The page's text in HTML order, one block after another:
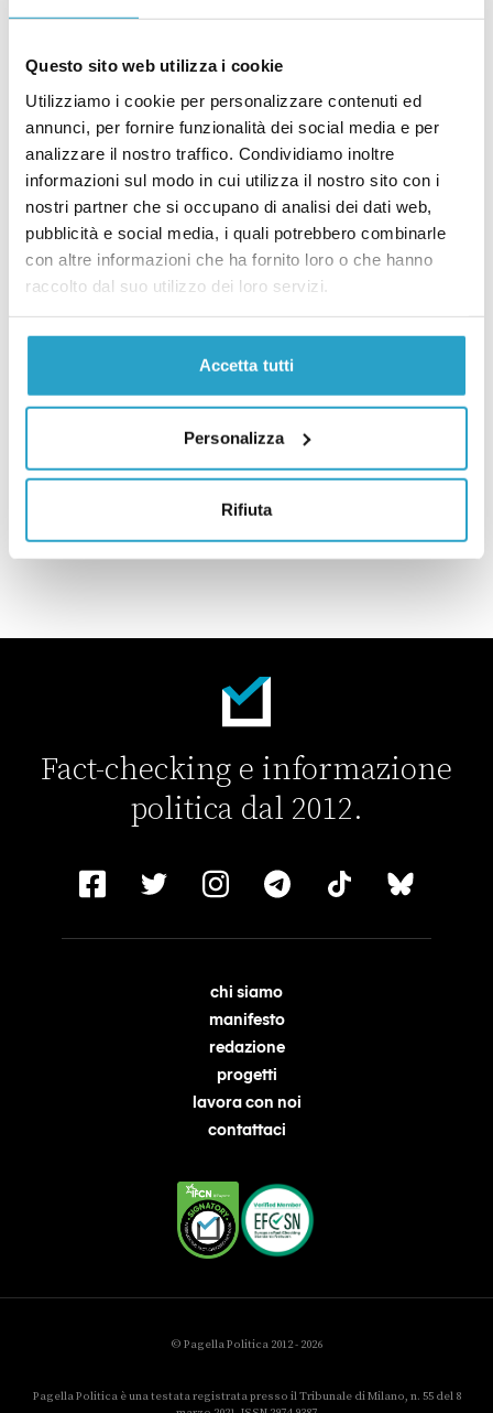
Questo sito web utilizza i cookie
Utilizziamo i cookie per personalizzare contenuti ed
annunci, per fornire funzionalità dei social media e per
analizzare il nostro traffico. Condividiamo inoltre
informazioni sul modo in cui utilizza il nostro sito con i
nostri partner che si occupano di analisi dei dati web,
pubblicità e social media, i quali potrebbero combinarle
con altre informazioni che ha fornito loro o che hanno
raccolto dal suo utilizzo dei loro servizi.
Accetta tutti
Personalizza
Rifiuta
Davvero il governo vuole istituire una sorta di “Grande fratello”?
Buoni pasto, wi-fi e corsi sull’IA: la
lunga lista di richieste dei deputati
alla Camera
FEDERICO GONZATO
Buoni pasto, wi-fi e corsi sull’IA: la lunga lista di richieste dei
C’è un nuovo accordo con l’Albania
che non sappiamo quanto ci costerà
diFEDERICO GONZATO
C’è un nuovo accordo con l’Albania che non sappiamo quanto ci
CAMERA
Il PD vuole il “patentino antifascista”
Camera
Il PD vuole il “patentino antifascista” per le conferenze stampa alla
Fact-checking e informazione
politica dal 2012.
chi siamo
manifesto
redazione
progetti
lavora con noi
contattaci
© Pagella Politica 2012 - 2026
Pagella Politica è una testata registrata presso il Tribunale di Milano, n. 55 del 8